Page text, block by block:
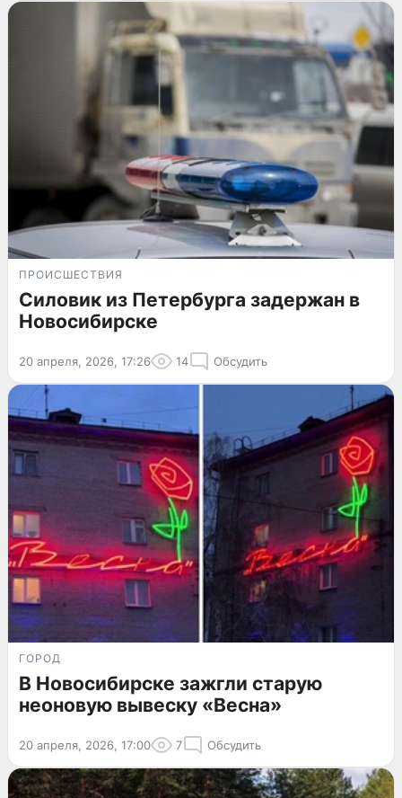
ПРОИСШЕСТВИЯ
Силовик из Петербурга задержан в
Новосибирске
20 апреля, 2026, 17:26 14 Обсудить
ГОРОД
В Новосибирске зажгли старую
неоновую вывеску «Весна»
20 апреля, 2026, 17:00 7 Обсудить